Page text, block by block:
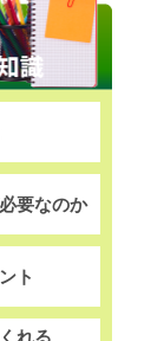
要なのか
ト